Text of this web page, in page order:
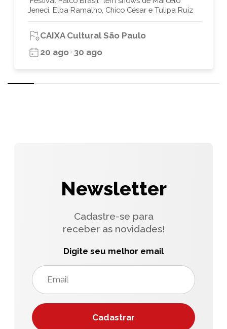
Jeneci, Elba Ramalho, Chico César e Tulipa Ruiz
CAIXA Cultural São Paulo
20 ago 30 ago
Newsletter
Cadastre-se para
receber as novidades!
Digite seu melhor email